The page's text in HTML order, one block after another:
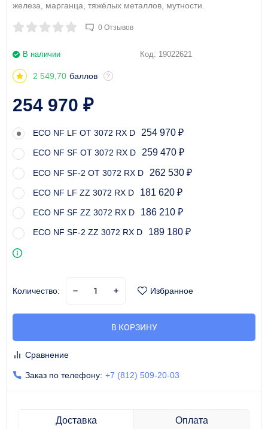
железа, марганца, тяжёлых металлов, мутности.
0 Отзывов
В наличии Код: 19022621
2 549,70 баллов ?
254 970 ₽
ECO NF LF OT 3072 RX D 254 970 ₽
ECO NF SF OT 3072 RX D 259 470 ₽
ECO NF SF-2 OT 3072 RX D 262 530 ₽
ECO NF LF ZZ 3072 RX D 181 620 ₽
ECO NF SF ZZ 3072 RX D 186 210 ₽
ECO NF SF-2 ZZ 3072 RX D 189 180 ₽
Количество: Избранное
В КОРЗИНУ
Сравнение
Заказ по телефону: +7 (812) 509-20-03
Доставка Оплата